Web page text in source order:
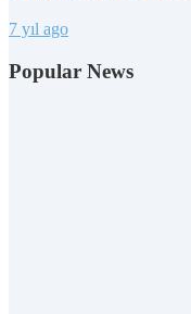
7 yıl ago
Popular News